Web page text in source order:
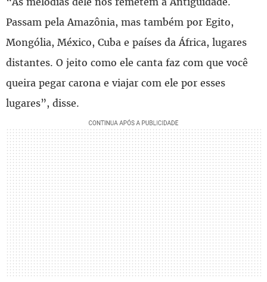
Passam pela Amazônia, mas também por Egito,
Mongólia, México, Cuba e países da África, lugares
distantes. O jeito como ele canta faz com que você
queira pegar carona e viajar com ele por esses
lugares”, disse.